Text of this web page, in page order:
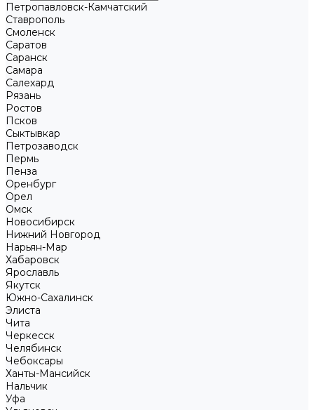
Петропавловск-Камчатский
Ставрополь
Смоленск
Саратов
Саранск
Самара
Салехард
Рязань
Ростов
Псков
Сыктывкар
Петрозаводск
Пермь
Пенза
Оренбург
Орел
Омск
Новосибирск
Нижний Новгород
Нарьян-Мар
Хабаровск
Ярославль
Якутск
Южно-Сахалинск
Элиста
Чита
Черкесск
Челябинск
Чебоксары
Ханты-Мансийск
Нальчик
Уфа